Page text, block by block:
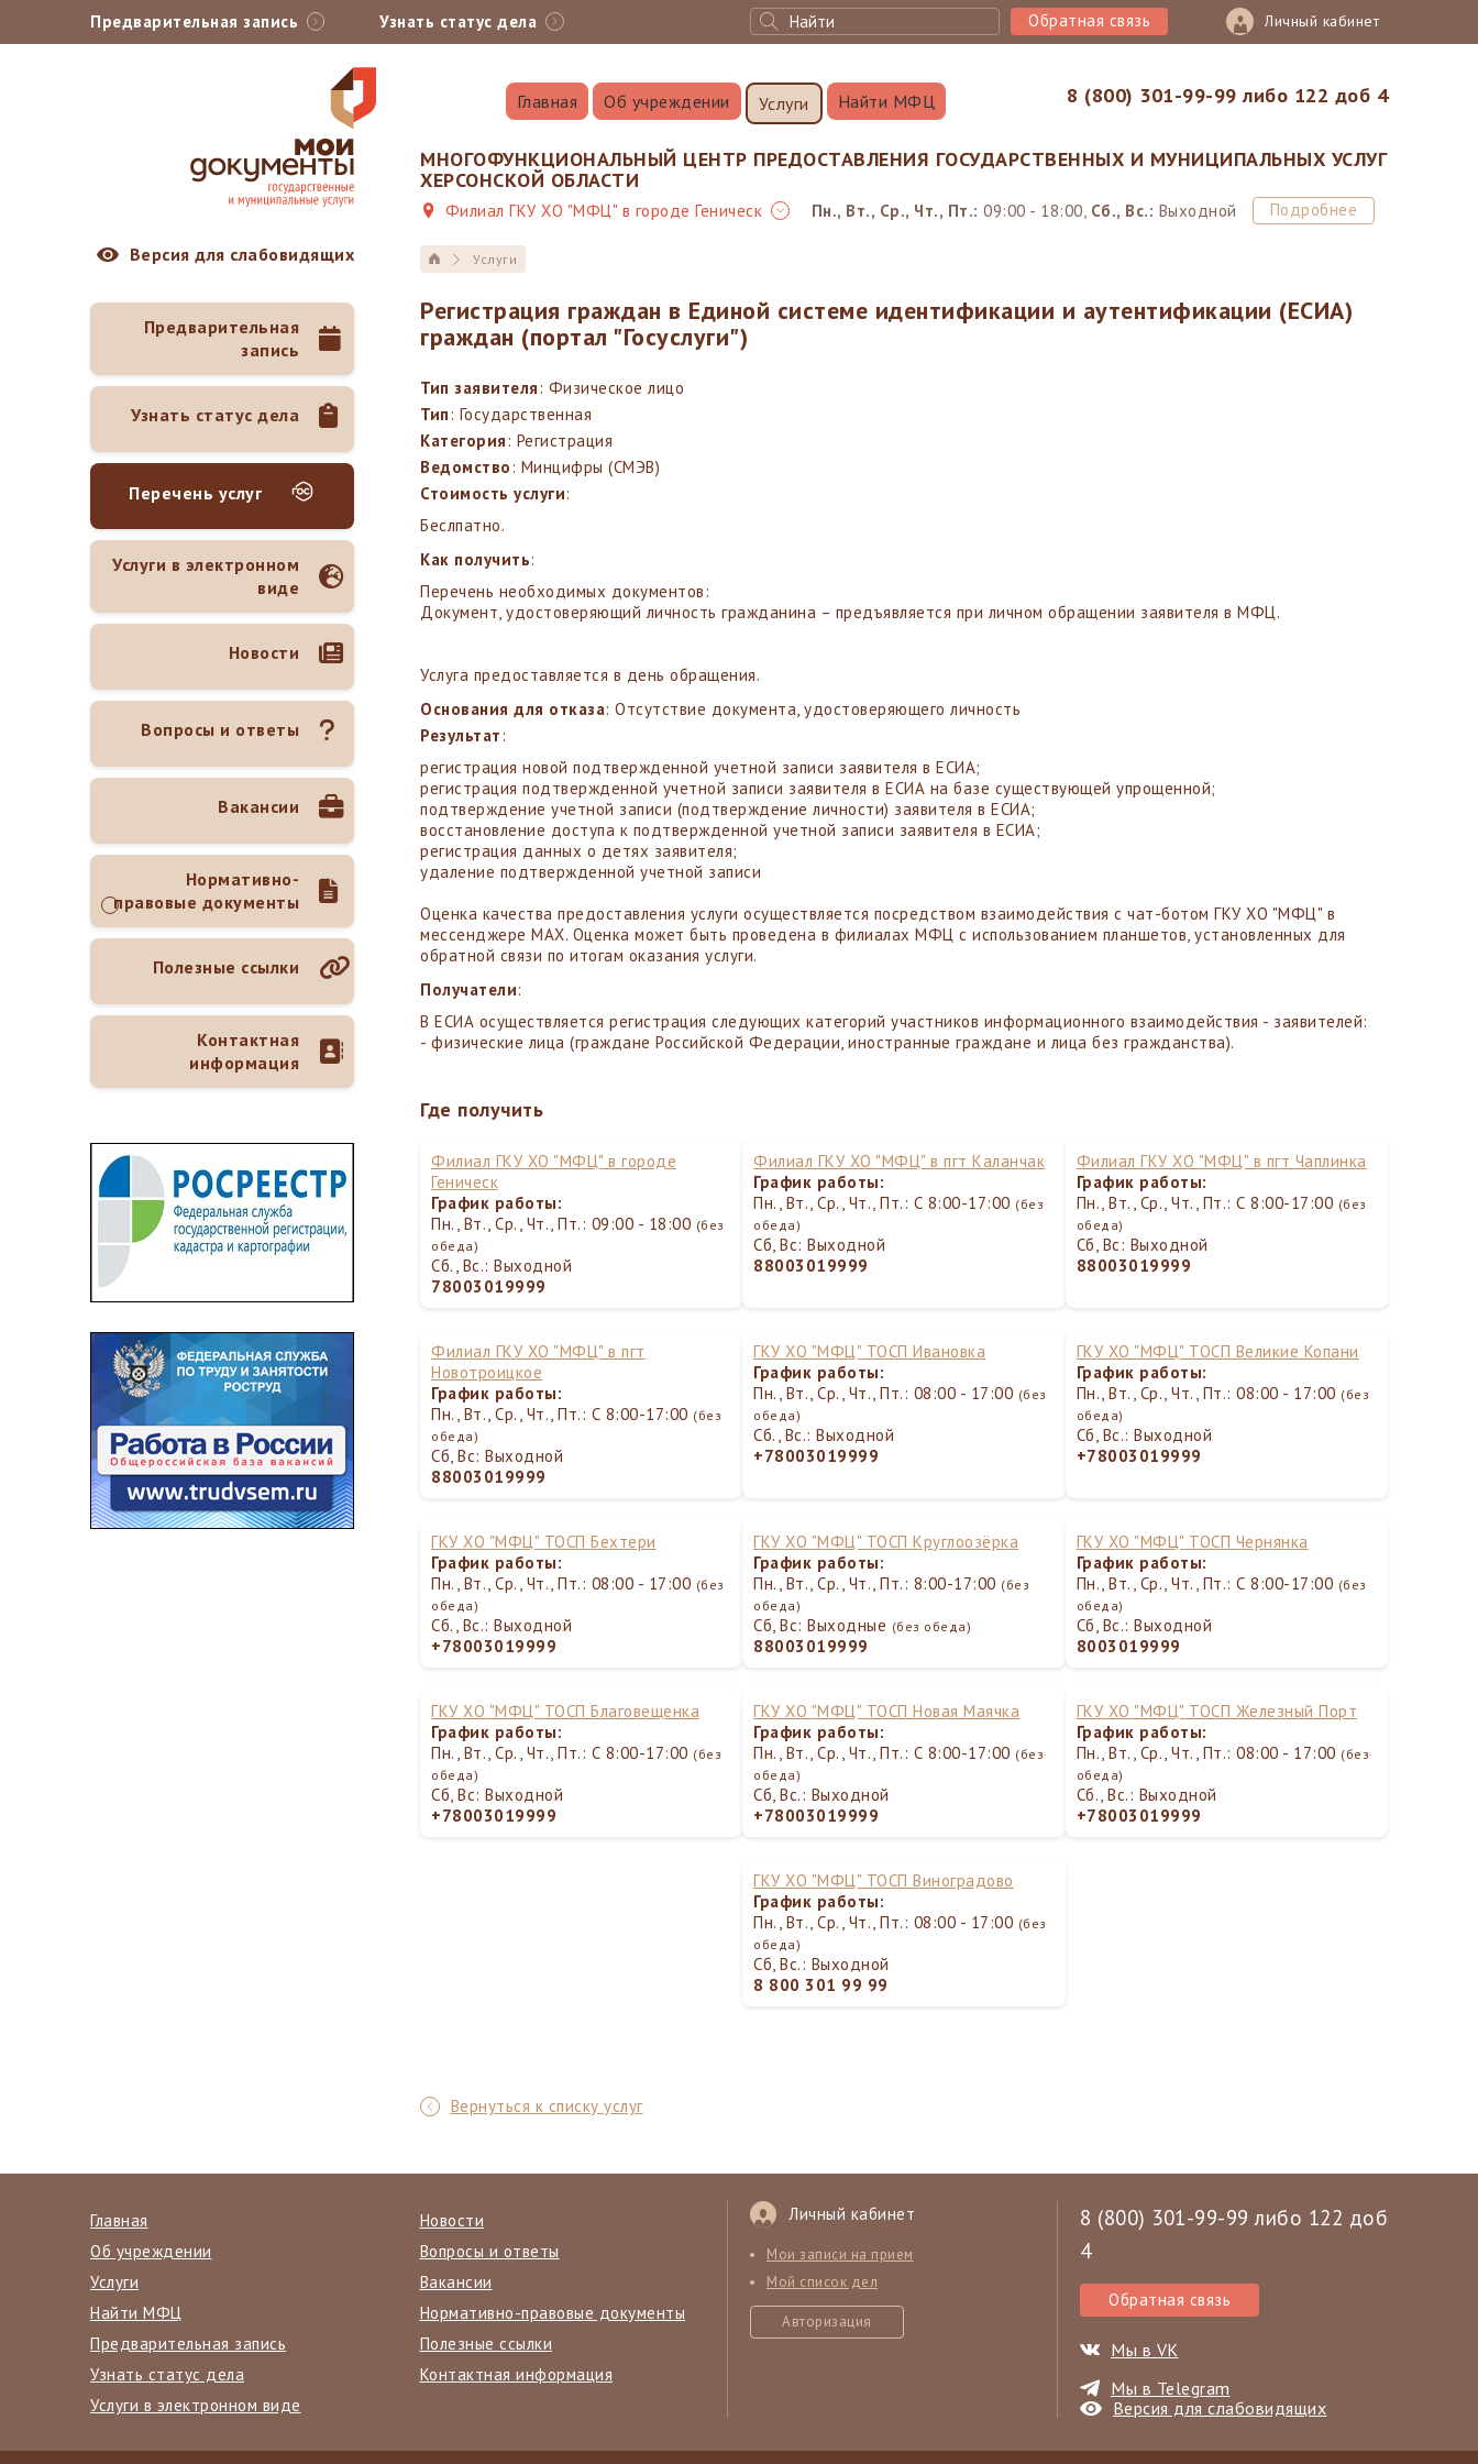
Предварительная запись Узнать статус дела Личный кабинет
8 (800) 301-99-99 либо 122 доб 4
Обратная связь
Главная Об учреждении Услуги Найти МФЦ
МНОГОФУНКЦИОНАЛЬНЫЙ ЦЕНТР ПРЕДОСТАВЛЕНИЯ ГОСУДАРСТВЕННЫХ И МУНИЦИПАЛЬНЫХ УСЛУГ
ХЕРСОНСКОЙ ОБЛАСТИ
Филиал ГКУ ХО "МФЦ" в городе Геническ Пн., Вт., Ср., Чт., Пт.: 09:00 - 18:00, Сб., Вс.: Выходной Подробнее
Версия для слабовидящих
Предварительная
запись
Узнать статус дела
Перечень услуг
Услуги в электронном
виде
Новости
Вопросы и ответы
Вакансии
Нормативно-
правовые документы
Полезные ссылки
Контактная
информация
Услуги
Регистрация граждан в Единой системе идентификации и аутентификации (ЕСИА)
граждан (портал "Госуслуги")
Тип заявителя: Физическое лицо
Тип: Государственная
Категория: Регистрация
Ведомство: Минцифры (СМЭВ)
Стоимость услуги:
Беслпатно.
Как получить:
Перечень необходимых документов:
Документ, удостоверяющий личность гражданина – предъявляется при личном обращении заявителя в МФЦ.
Услуга предоставляется в день обращения.
Основания для отказа: Отсутствие документа, удостоверяющего личность
Результат:
регистрация новой подтвержденной учетной записи заявителя в ЕСИА;
регистрация подтвержденной учетной записи заявителя в ЕСИА на базе существующей упрощенной;
подтверждение учетной записи (подтверждение личности) заявителя в ЕСИА;
восстановление доступа к подтвержденной учетной записи заявителя в ЕСИА;
регистрация данных о детях заявителя;
удаление подтвержденной учетной записи
Оценка качества предоставления услуги осуществляется посредством взаимодействия с чат-ботом ГКУ ХО "МФЦ" в
мессенджере MAX. Оценка может быть проведена в филиалах МФЦ с использованием планшетов, установленных для
обратной связи по итогам оказания услуги.
Получатели:
В ЕСИА осуществляется регистрация следующих категорий участников информационного взаимодействия - заявителей:
- физические лица (граждане Российской Федерации, иностранные граждане и лица без гражданства).
Где получить
Филиал ГКУ ХО "МФЦ" в городе
Геническ
График работы:
Пн., Вт., Ср., Чт., Пт.: 09:00 - 18:00 (без
обеда)
Сб., Вс.: Выходной
78003019999
Филиал ГКУ ХО "МФЦ" в пгт Каланчак
График работы:
Пн., Вт., Ср., Чт., Пт.: С 8:00-17:00 (без
обеда)
Сб, Вс: Выходной
88003019999
Филиал ГКУ ХО "МФЦ" в пгт Чаплинка
График работы:
Пн., Вт., Ср., Чт., Пт.: С 8:00-17:00 (без
обеда)
Сб, Вс: Выходной
88003019999
Филиал ГКУ ХО "МФЦ" в пгт
Новотроицкое
График работы:
Пн., Вт., Ср., Чт., Пт.: С 8:00-17:00 (без
обеда)
Сб, Вс: Выходной
88003019999
ГКУ ХО "МФЦ" ТОСП Ивановка
График работы:
Пн., Вт., Ср., Чт., Пт.: 08:00 - 17:00 (без
обеда)
Сб., Вс.: Выходной
+78003019999
ГКУ ХО "МФЦ" ТОСП Великие Копани
График работы:
Пн., Вт., Ср., Чт., Пт.: 08:00 - 17:00 (без
обеда)
Сб, Вс.: Выходной
+78003019999
ГКУ ХО "МФЦ" ТОСП Бехтери
График работы:
Пн., Вт., Ср., Чт., Пт.: 08:00 - 17:00 (без
обеда)
Сб., Вс.: Выходной
+78003019999
ГКУ ХО "МФЦ" ТОСП Круглоозёрка
График работы:
Пн., Вт., Ср., Чт., Пт.: 8:00-17:00 (без
обеда)
Сб, Вс: Выходные (без обеда)
88003019999
ГКУ ХО "МФЦ" ТОСП Чернянка
График работы:
Пн., Вт., Ср., Чт., Пт.: С 8:00-17:00 (без
обеда)
Сб, Вс.: Выходной
8003019999
ГКУ ХО "МФЦ" ТОСП Благовещенка
График работы:
Пн., Вт., Ср., Чт., Пт.: С 8:00-17:00 (без
обеда)
Сб, Вс: Выходной
+78003019999
ГКУ ХО "МФЦ" ТОСП Новая Маячка
График работы:
Пн., Вт., Ср., Чт., Пт.: С 8:00-17:00 (без
обеда)
Сб, Вс.: Выходной
+78003019999
ГКУ ХО "МФЦ" ТОСП Железный Порт
График работы:
Пн., Вт., Ср., Чт., Пт.: 08:00 - 17:00 (без
обеда)
Сб., Вс.: Выходной
+78003019999
ГКУ ХО "МФЦ" ТОСП Виноградово
График работы:
Пн., Вт., Ср., Чт., Пт.: 08:00 - 17:00 (без
обеда)
Сб, Вс.: Выходной
8 800 301 99 99
Вернуться к списку услуг
Главная
Об учреждении
Услуги
Найти МФЦ
Предварительная запись
Узнать статус дела
Услуги в электронном виде
Новости
Вопросы и ответы
Вакансии
Нормативно-правовые документы
Полезные ссылки
Контактная информация
Личный кабинет
Мои записи на прием
Мой список дел
Авторизация
8 (800) 301-99-99 либо 122 доб
4
Обратная связь
Мы в VK
Мы в Telegram
Версия для слабовидящих